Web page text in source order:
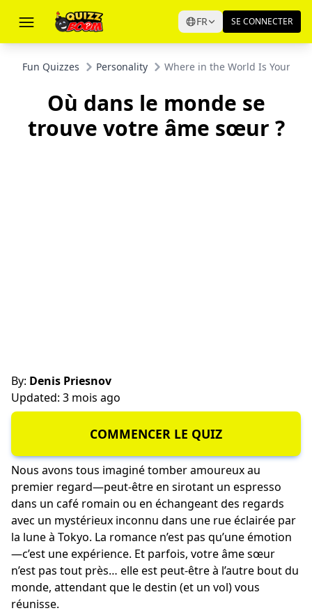
FR SE CONNECTER
Fun Quizzes Personality Where in the World Is Your
Où dans le monde se
trouve votre âme sœur ?
By: Denis Priesnov
Updated: 3 mois ago
COMMENCER LE QUIZ
Nous avons tous imaginé tomber amoureux au
premier regard—peut-être en sirotant un espresso
dans un café romain ou en échangeant des regards
avec un mystérieux inconnu dans une rue éclairée par
la lune à Tokyo. La romance n’est pas qu’une émotion
—c’est une expérience. Et parfois, votre âme sœur
n’est pas tout près… elle est peut-être à l’autre bout du
monde, attendant que le destin (et un vol) vous
réunisse.